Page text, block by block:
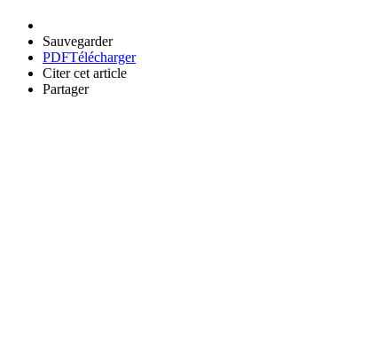
Sauvegarder
PDFTélécharger
Citer cet article
Partager